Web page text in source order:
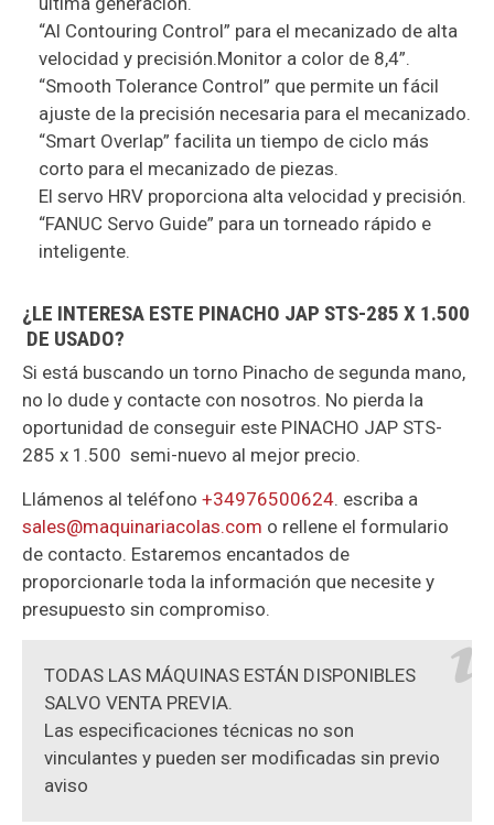
“Al Contouring Control” para el mecanizado de alta
velocidad y precisión.Monitor a color de 8,4”.
“Smooth Tolerance Control” que permite un fácil
ajuste de la precisión necesaria para el mecanizado.
“Smart Overlap” facilita un tiempo de ciclo más
corto para el mecanizado de piezas.
El servo HRV proporciona alta velocidad y precisión.
“FANUC Servo Guide” para un torneado rápido e
inteligente.
¿LE INTERESA ESTE PINACHO JAP STS-285 X 1.500
DE USADO?
Si está buscando un torno Pinacho de segunda mano,
no lo dude y contacte con nosotros. No pierda la
oportunidad de conseguir este PINACHO JAP STS-
285 x 1.500 semi-nuevo al mejor precio.
Llámenos al teléfono +34976500624. escriba a
sales@maquinariacolas.com o rellene el formulario
de contacto. Estaremos encantados de
proporcionarle toda la información que necesite y
presupuesto sin compromiso.
TODAS LAS MÁQUINAS ESTÁN DISPONIBLES
SALVO VENTA PREVIA.
Las especificaciones técnicas no son
vinculantes y pueden ser modificadas sin previo
aviso